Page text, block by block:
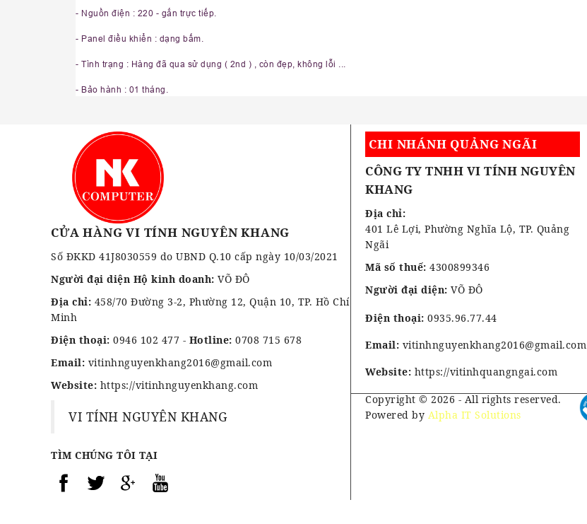
- Nguồn điện : 220 - gắn trực tiếp.
- Panel điều khiển : dạng bấm.
- Tình trạng : Hàng đã qua sử dụng ( 2nd ) , còn đẹp, không lỗi ...
- Bảo hành : 01 tháng.
CỬA HÀNG VI TÍNH NGUYÊN KHANG
Số ĐKKD 41J8030559 do UBND Q.10 cấp ngày 10/03/2021
Người đại diện Hộ kinh doanh: VÕ ĐÔ
Địa chỉ: 458/70 Đường 3-2, Phường 12, Quận 10, TP. Hồ Chí
Minh
Điện thoại: 0946 102 477 - Hotline: 0708 715 678
Email: vitinhnguyenkhang2016@gmail.com
Website: https://vitinhnguyenkhang.com
VI TÍNH NGUYÊN KHANG
TÌM CHÚNG TÔI TẠI
CHI NHÁNH QUẢNG NGÃI
CÔNG TY TNHH VI TÍNH NGUYÊN
KHANG
Địa chỉ:
401 Lê Lợi, Phường Nghĩa Lộ, TP. Quảng
Ngãi
Mã số thuế:4300899346
Người đại diện: VÕ ĐÔ
Điện thoại:0935.96.77.44
Email: vitinhnguyenkhang2016@gmail.com
Website: https://vitinhquangngai.com
Copyright © 2026 - All rights reserved.
Powered by Alpha IT Solutions